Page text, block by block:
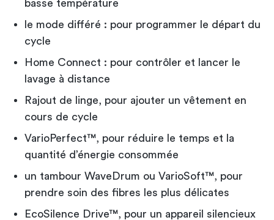
basse température
le mode différé : pour programmer le départ du
cycle
Home Connect : pour contrôler et lancer le
lavage à distance
Rajout de linge, pour ajouter un vêtement en
cours de cycle
VarioPerfect™, pour réduire le temps et la
quantité d’énergie consommée
un tambour WaveDrum ou VarioSoft™, pour
prendre soin des fibres les plus délicates
EcoSilence Drive™, pour un appareil silencieux